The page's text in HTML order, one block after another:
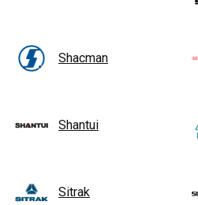
Shacman
Shantui
Sitrak